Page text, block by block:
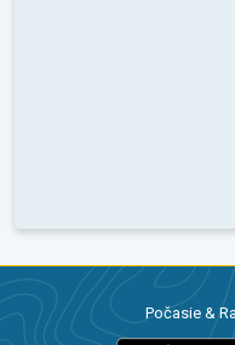
Počasie &